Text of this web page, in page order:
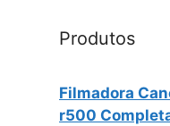
Produtos
Filmadora
r500